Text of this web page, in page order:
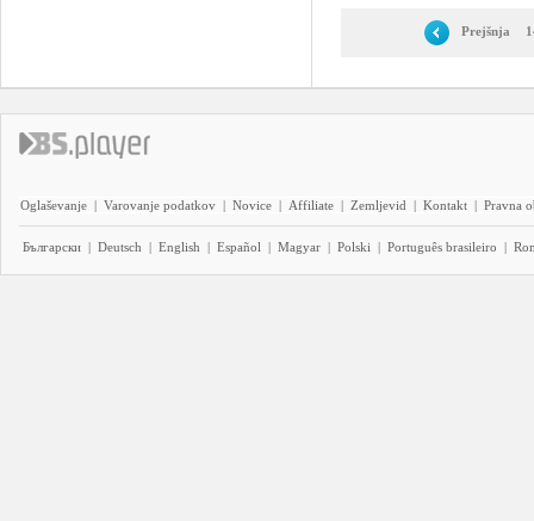
Prejšnja
Oglaševanje | Varovanje podatkov | Novice | Affiliate | Zemljevid | Kontakt | Pravna
Български | Deutsch | English | Español | Magyar | Polski | Português brasileiro |